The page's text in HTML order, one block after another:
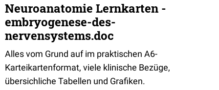
Neuroanatomie Lernkarten -
embryogenese-des-
nervensystems.doc
Alles vom Grund auf im praktischen A6-
Karteikartenformat, viele klinische Bezüge,
übersichliche Tabellen und Grafiken.